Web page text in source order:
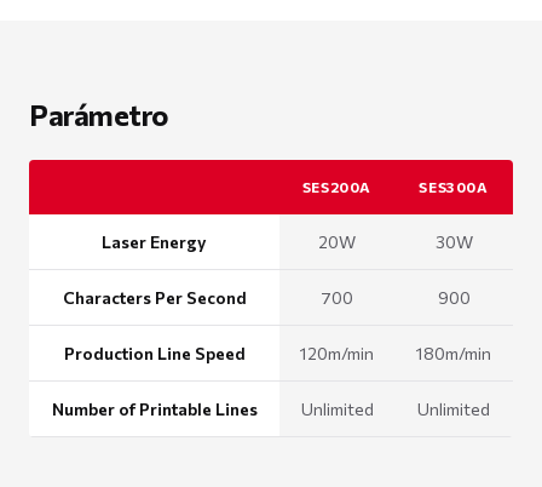
Parámetro
SES200A SES300A
Laser Energy 20W 30W
Characters Per Second 700 900
Production Line Speed 120m/min 180m/min
Number of Printable Lines Unlimited Unlimited